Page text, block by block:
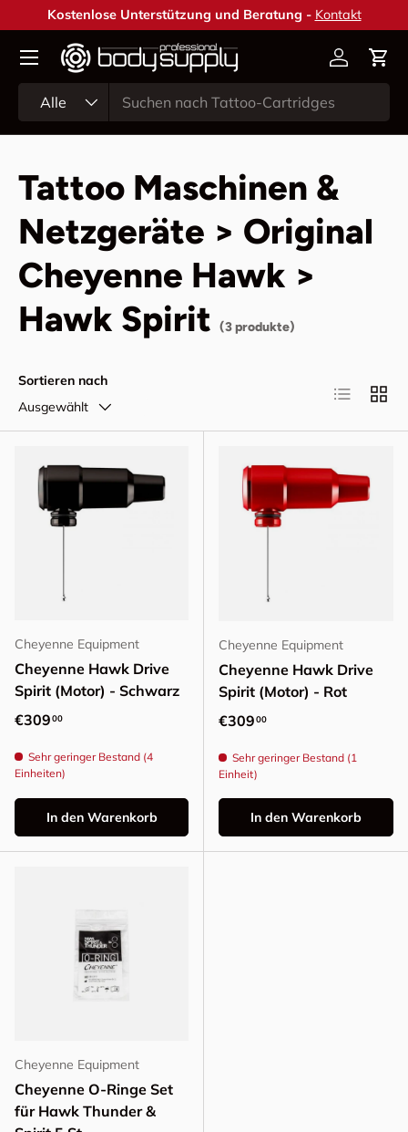
Direkt zum Inhalt
Kostenlose Unterstützung und Beratung - Kontakt
Alle
Konto
Tattoo Maschinen &
Netzgeräte > Original
Cheyenne Hawk >
Hawk Spirit (3 produkte)
Sortieren nach
Ausgewählt
Cheyenne Equipment
Cheyenne Hawk Drive
Spirit (Motor) - Schwarz
Normaler Preis
€30900
Sehr geringer Bestand (4
Einheiten)
In den Warenkorb
Cheyenne Equipment
Cheyenne Hawk Drive
Spirit (Motor) - Rot
Normaler Preis
€30900
Sehr geringer Bestand (1
Einheit)
In den Warenkorb
Cheyenne Equipment
Cheyenne O-Ringe Set
für Hawk Thunder &